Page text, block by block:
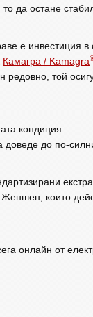
да остане
е инвестиция
Камагра / Kamagra
той
кондиция
доведе до по-
които
онлайн от